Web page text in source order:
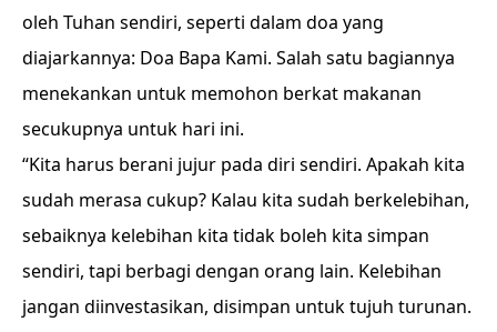
oleh Tuhan sendiri, seperti dalam doa yang
diajarkannya: Doa Bapa Kami. Salah satu bagiannya
menekankan untuk memohon berkat makanan
secukupnya untuk hari ini.
“Kita harus berani jujur pada diri sendiri. Apakah kita
sudah merasa cukup? Kalau kita sudah berkelebihan,
sebaiknya kelebihan kita tidak boleh kita simpan
sendiri, tapi berbagi dengan orang lain. Kelebihan
jangan diinvestasikan, disimpan untuk tujuh turunan.